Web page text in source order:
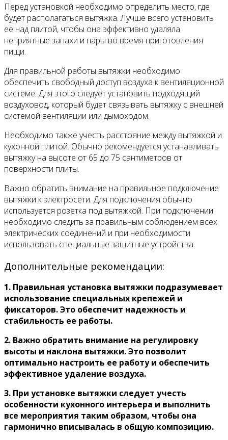
Перед установкой необходимо определить место, где
будет располагаться вытяжка. Лучше всего установить
ее над плитой, чтобы она эффективно удаляла
неприятные запахи и пары во время приготовления
пищи.
Для правильной работы вытяжки необходимо
обеспечить свободный доступ воздуха к вентиляционной
системе. Для этого следует установить подходящий
воздуховод, который будет связывать вытяжку с внешней
системой вентиляции или дымоходом.
Необходимо также учесть расстояние между вытяжкой и
кухонной плитой. Обычно рекомендуется устанавливать
вытяжку на высоте от 65 до 75 сантиметров от
поверхности плиты.
Важно обратить внимание на правильное подключение
вытяжки к электросети. Для подключения обычно
используется розетка под вытяжкой. При подключении
необходимо следить за правильным соблюдением всех
электрических соединений и при необходимости
использовать специальные защитные устройства.
Дополнительные рекомендации:
1. Правильная установка вытяжки подразумевает
использование специальных крепежей и
фиксаторов. Это обеспечит надежность и
стабильность ее работы.
2. Важно обратить внимание на регулировку
высоты и наклона вытяжки. Это позволит
оптимально настроить ее работу и обеспечить
эффективное удаление воздуха.
3. При установке вытяжки следует учесть
особенности кухонного интерьера и выполнить
все мероприятия таким образом, чтобы она
гармонично вписывалась в общую композицию.